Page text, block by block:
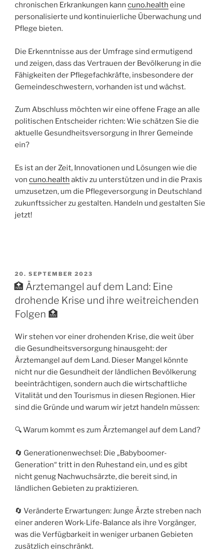
chronischen Erkrankungen kann cuno.health eine
personalisierte und kontinuierliche Überwachung und
Pflege bieten.
Die Erkenntnisse aus der Umfrage sind ermutigend
und zeigen, dass das Vertrauen der Bevölkerung in die
Fähigkeiten der Pflegefachkräfte, insbesondere der
Gemeindeschwestern, vorhanden ist und wächst.
Zum Abschluss möchten wir eine offene Frage an alle
politischen Entscheider richten: Wie schätzen Sie die
aktuelle Gesundheitsversorgung in Ihrer Gemeinde
ein?
Es ist an der Zeit, Innovationen und Lösungen wie die
von cuno.health aktiv zu unterstützen und in die Praxis
umzusetzen, um die Pflegeversorgung in Deutschland
zukunftssicher zu gestalten. Handeln und gestalten Sie
jetzt!
20. SEPTEMBER 2023
🏥 Ärztemangel auf dem Land: Eine
drohende Krise und ihre weitreichenden
Folgen 🏥
Wir stehen vor einer drohenden Krise, die weit über
die Gesundheitsversorgung hinausgeht: der
Ärztemangel auf dem Land. Dieser Mangel könnte
nicht nur die Gesundheit der ländlichen Bevölkerung
beeinträchtigen, sondern auch die wirtschaftliche
Vitalität und den Tourismus in diesen Regionen. Hier
sind die Gründe und warum wir jetzt handeln müssen:
🔍 Warum kommt es zum Ärztemangel auf dem Land?
🔄 Generationenwechsel: Die „Babyboomer-
Generation“ tritt in den Ruhestand ein, und es gibt
nicht genug Nachwuchsärzte, die bereit sind, in
ländlichen Gebieten zu praktizieren.
🔄 Veränderte Erwartungen: Junge Ärzte streben nach
einer anderen Work-Life-Balance als ihre Vorgänger,
was die Verfügbarkeit in weniger urbanen Gebieten
zusätzlich einschränkt.